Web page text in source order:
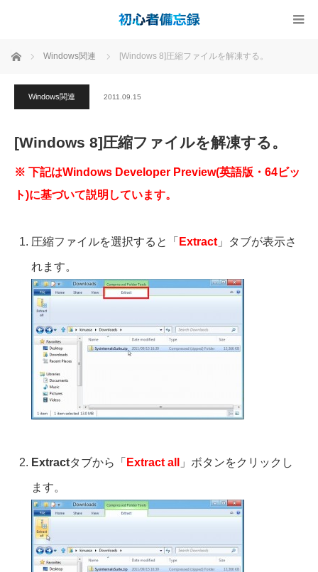
ホーム Windows関連 [Windows 8]圧縮ファイルを解凍する。
Windows関連 2011.09.15
[Windows 8]圧縮ファイルを解凍する。
※ 下記はWindows Developer Preview(英語版・64ビッ
ト)に基づいて説明しています。
圧縮ファイルを選択すると「 Extract 」タブが表示さ
れます。
Extractタブから「 Extract all 」ボタンをクリックし
ます。